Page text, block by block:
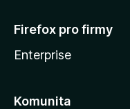
Firefox pro firmy
Enterprise
Komunita